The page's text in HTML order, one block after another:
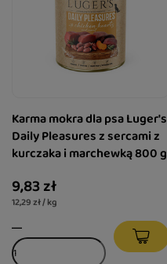
Karma mokra dla psa Luger's
Daily Pleasures z sercami z
kurczaka i marchewką 800 g
9,83 zł
12,29 zł / kg